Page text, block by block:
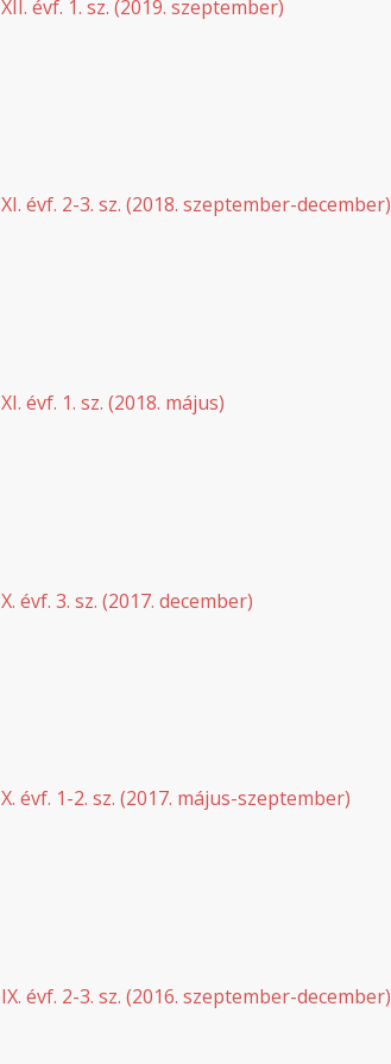
XII. évf. 1. sz. (2019. szeptember)
XI. évf. 2-3. sz. (2018. szeptember-december)
XI. évf. 1. sz. (2018. május)
X. évf. 3. sz. (2017. december)
X. évf. 1-2. sz. (2017. május-szeptember)
IX. évf. 2-3. sz. (2016. szeptember-december)